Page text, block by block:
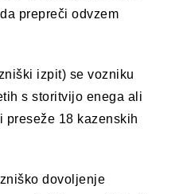
prepreči odvzem
izpit) se vozniku
s storitvijo enega ali
preseže 18 kazenskih
dovoljenje